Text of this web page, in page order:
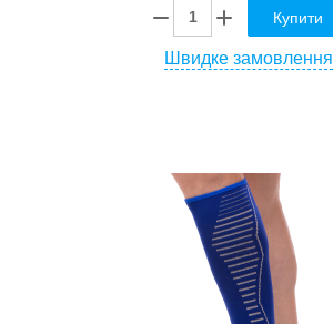
Купити
Швидке замовлення